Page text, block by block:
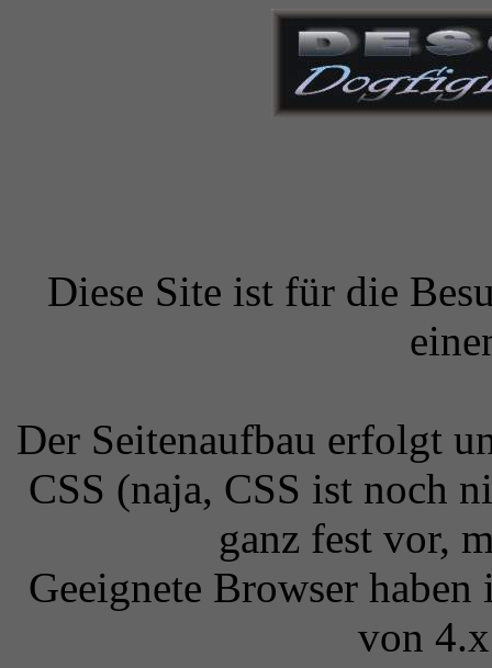
Diese Site ist für die
Der Seitenaufbau erfolgt
CSS (naja, CSS ist noch
ganz fest vor,
Geeignete Browser
von